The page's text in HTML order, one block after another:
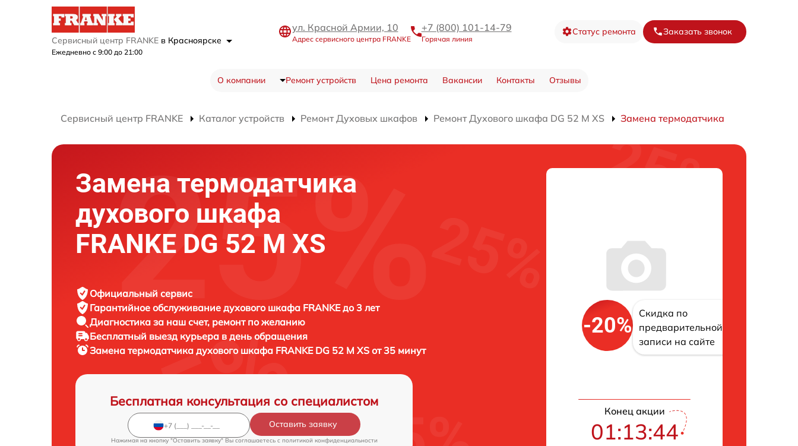
Сервисный центр FRANKE в Красноярске
Ежедневно с 9:00 до 21:00
ул. Красной Армии, 10
Адрес сервисного центра FRANKE
+7 (800) 101-14-79
Горячая линия
Статус ремонта Заказать звонок
О компании Ремонт устройств Цена ремонта Вакансии Контакты Отзывы
Сервисный центр FRANKE Каталог устройств Ремонт Духовых шкафов Ремонт Духового шкафа DG 52 M XS Замена термодатчика
Замена термодатчика
духового шкафа
FRANKE DG 52 M XS
Официальный сервис
Гарантийное обслуживание духового шкафа FRANKE до 3 лет
Диагностика за наш счет, ремонт по желанию
Бесплатный выезд курьера в день обращения
Замена термодатчика духового шкафа FRANKE DG 52 M XS от 35 минут
Бесплатная консультация со специалистом
Оставить заявку
Нажимая на кнопку "Оставить заявку" Вы соглашаетесь c политикой конфиденциальности
-20%
Скидка по
предварительной
записи на сайте
Конец акции
01:13:43